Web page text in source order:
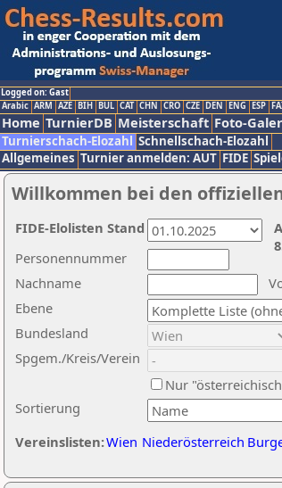
Logged on: Gast
Arabic ARM AZE BIH BUL CAT CHN CRO CZE DEN ENG ESP
Home TurnierDB Meisterschaft Foto-
Turnierschach-Elozahl Schnellschach-Elozahl
Allgemeines Turnier anmelden: AUT FIDE
Willkommen bei den
Nachname
Ebene
Sortierung
Personennummer
Bundesland
Spgem./Kreis/Verein
Nur
Vereinslisten:Wien Niederösterreich
FIDE-Elolisten Stand